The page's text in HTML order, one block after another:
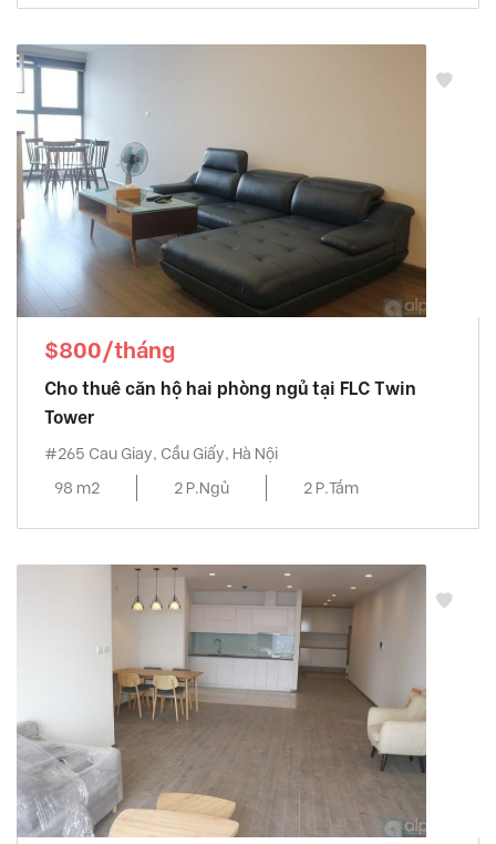
$800/tháng
Cho thuê căn hộ hai phòng ngủ tại FLC Twin
Tower
#265 Cau Giay, Cầu Giấy, Hà Nội
98 m2
2 P.Ngủ 2 P.Tắm